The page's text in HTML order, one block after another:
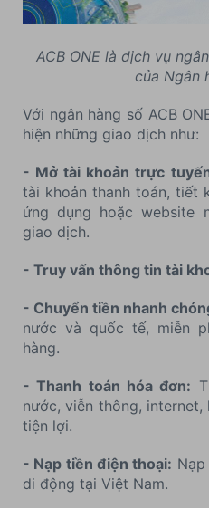
ACB ONE là dịch vụ
của Ngân
Với ngân hàng số ACB
hiện những giao dịch như:
- Mở tài khoản trực
tài khoản thanh toán, tiết
ứng dụng hoặc website
giao dịch.
- Truy vấn thông tin tài
- Chuyển tiền nhanh
nước và quốc tế, miễn
hàng.
- Thanh toán hóa đơn:
nước, viễn thông, internet,
tiện lợi.
- Nạp tiền điện thoại:
di động tại Việt Nam.